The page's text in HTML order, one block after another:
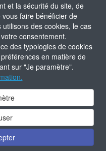
et la sécurité du site, de
faire bénéficier de
des cookies, le cas
consentement.
des typologies de cookies
en matière de
sur "Je paramètre".